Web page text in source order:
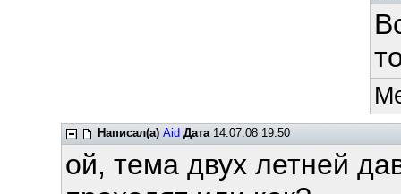
Написал(а) Aid Дата14.07.08 19:50
ой, тема двух летней